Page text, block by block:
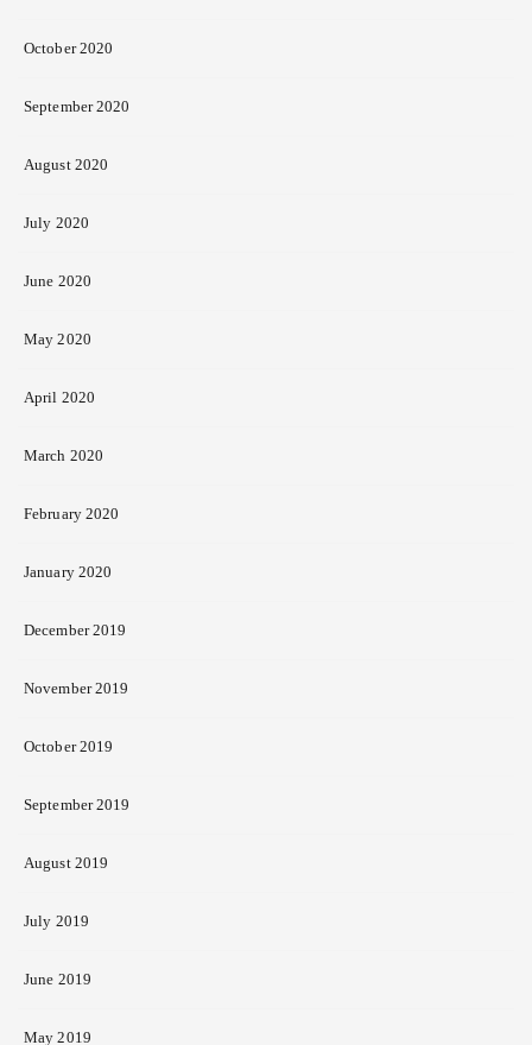
October 2020
September 2020
August 2020
July 2020
June 2020
May 2020
April 2020
March 2020
February 2020
January 2020
December 2019
November 2019
October 2019
September 2019
August 2019
July 2019
June 2019
May 2019